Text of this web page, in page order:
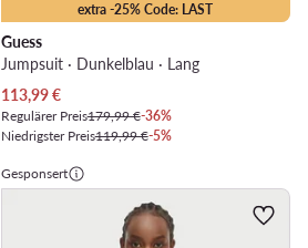
extra -25% Code: LAST
Guess
Jumpsuit · Dunkelblau · Lang
Aktueller Preis
113,99€
Regulärer Preis179,99 €-36%
Niedrigster Preis119,99 €-5%
Gesponsert